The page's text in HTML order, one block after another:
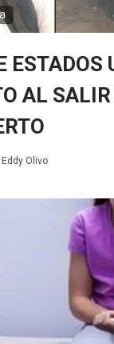
ESTADOS
AL
Eddy Olivo